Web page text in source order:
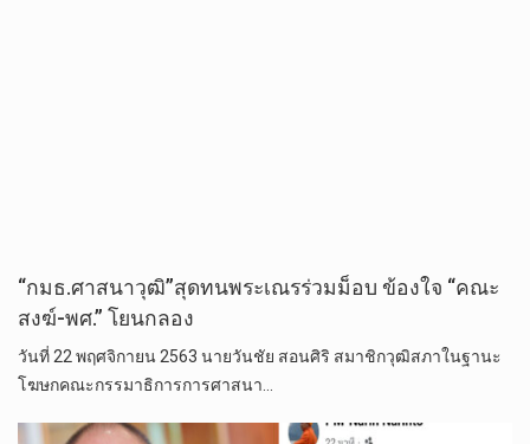
“กมธ.ศาสนาวุฒิ”สุดทนพระเณรร่วมม็อบ ข้องใจ “คณะ
สงฆ์-พศ.” โยนกลอง
วันที่ 22 พฤศจิกายน 2563 นายวันชัย สอนศิริ สมาชิกวุฒิสภาในฐานะ
โฆษกคณะกรรมาธิการการศาสนา…